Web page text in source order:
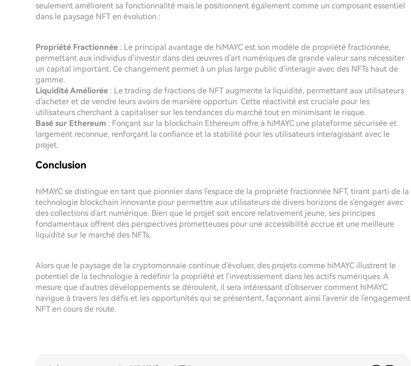
seulement améliorent sa fonctionnalité mais le positionnent également comme un composant essentiel
dans le paysage NFT en évolution :
Propriété Fractionnée : Le principal avantage de hiMAYC est son modèle de propriété fractionnée,
permettant aux individus d'investir dans des œuvres d'art numériques de grande valeur sans nécessiter
un capital important. Ce changement permet à un plus large public d'interagir avec des NFTs haut de
gamme.
Liquidité Améliorée : Le trading de fractions de NFT augmente la liquidité, permettant aux utilisateurs
d'acheter et de vendre leurs avoirs de manière opportun. Cette réactivité est cruciale pour les
utilisateurs cherchant à capitaliser sur les tendances du marché tout en minimisant le risque.
Basé sur Ethereum : Fonçant sur la blockchain Ethereum offre à hiMAYC une plateforme sécurisée et
largement reconnue, renforçant la confiance et la stabilité pour les utilisateurs interagissant avec le
projet.
Conclusion
hiMAYC se distingue en tant que pionnier dans l'espace de la propriété fractionnée NFT, tirant parti de la
technologie blockchain innovante pour permettre aux utilisateurs de divers horizons de s'engager avec
des collections d'art numérique. Bien que le projet soit encore relativement jeune, ses principes
fondamentaux offrent des perspectives prometteuses pour une accessibilité accrue et une meilleure
liquidité sur le marché des NFTs.
Alors que le paysage de la cryptomonnaie continue d'évoluer, des projets comme hiMAYC illustrent le
potentiel de la technologie à redéfinir la propriété et l'investissement dans les actifs numériques. À
mesure que d'autres développements se déroulent, il sera intéressant d'observer comment hiMAYC
navigue à travers les défis et les opportunités qui se présentent, façonnant ainsi l'avenir de l'engagement
NFT en cours de route.